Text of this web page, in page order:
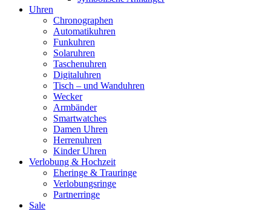
Uhren
Chronographen
Automatikuhren
Funkuhren
Solaruhren
Taschenuhren
Digitaluhren
Tisch – und Wanduhren
Wecker
Armbänder
Smartwatches
Damen Uhren
Herrenuhren
Kinder Uhren
Verlobung & Hochzeit
Eheringe & Trauringe
Verlobungsringe
Partnerringe
Sale